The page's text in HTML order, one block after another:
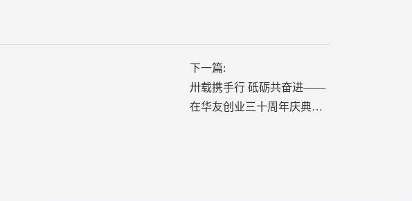
下一篇:
卅载携手行 砥砺共奋进——
在华友创业三十周年庆典，